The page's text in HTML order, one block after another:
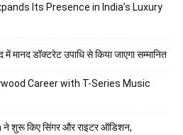
Its Presence in India’s Luxury
में मानद डॉक्टरेट उपाधि से किया जाएगा सम्मानित
Career with T-Series Music
किए सिंगर और राइटर ऑडिशन,